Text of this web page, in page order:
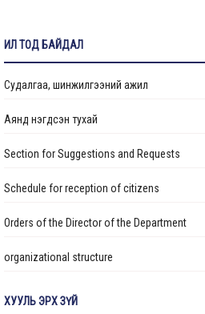
ИЛ ТОД БАЙДАЛ
Судалгаа, шинжилгээний ажил
Аянд нэгдсэн тухай
Section for Suggestions and Requests
Schedule for reception of citizens
Orders of the Director of the Department
organizational structure
ХУУЛЬ ЭРХ ЗҮЙ